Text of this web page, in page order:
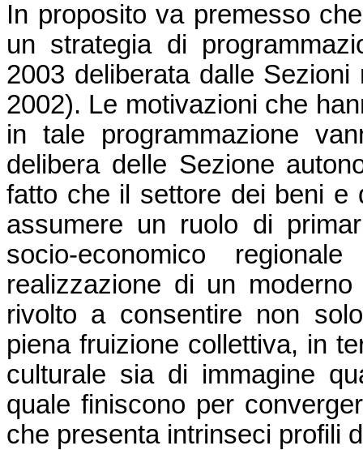
In proposito va premesso
un strategia di
2003 deliberata dalle
2002). Le motivazioni che
in tale programmazione
delibera delle Sezione
fatto che il settore dei beni e
assumere un ruolo di
socio-economico
realizzazione di un
rivolto a consentire non
piena fruizione collettiva, in
culturale sia di immagine
quale finiscono per
che presenta intrinseci profili